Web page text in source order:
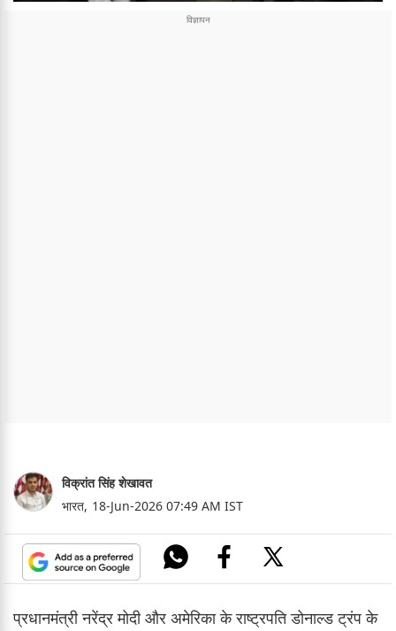
विक्रांत सिंह शेखावत
भारत, 18-Jun-2026 07:49 AM IST
प्रधानमंत्री नरेंद्र मोदी और अमेरिका के राष्ट्रपति डोनाल्ड ट्रंप के